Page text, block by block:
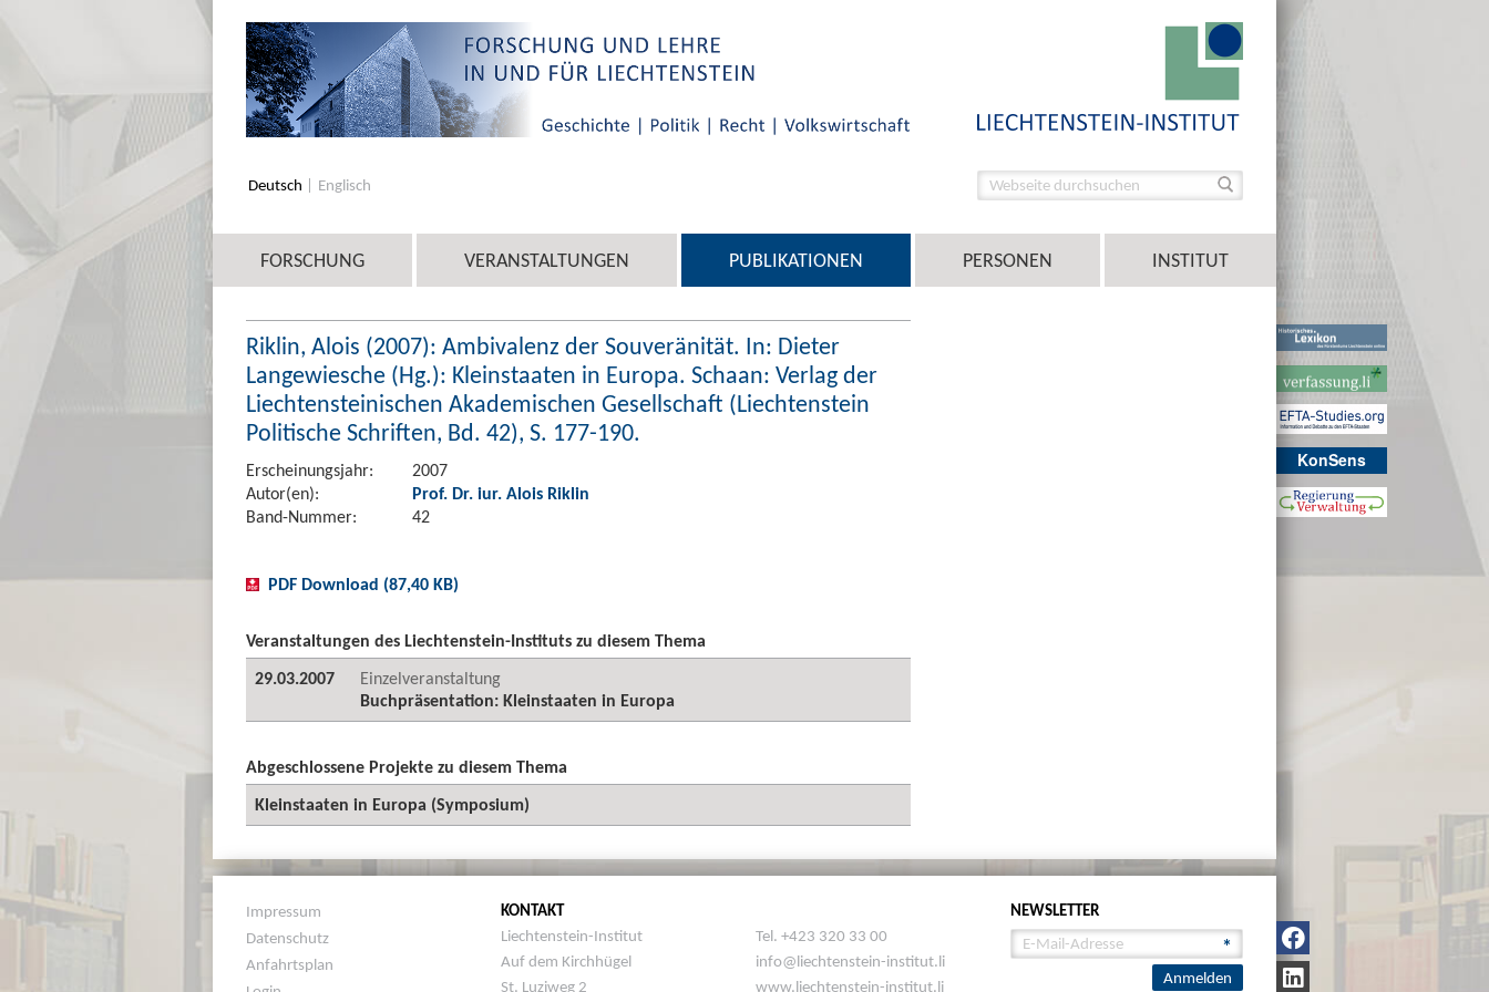
KonSens
Deutsch Englisch
FORSCHUNG VERANSTALTUNGEN PUBLIKATIONEN PERSONEN INSTITUT
Riklin, Alois (2007): Ambivalenz der Souveränität. In: Dieter
Langewiesche (Hg.): Kleinstaaten in Europa. Schaan: Verlag der
Liechtensteinischen Akademischen Gesellschaft (Liechtenstein
Politische Schriften, Bd. 42), S. 177-190.
Erscheinungsjahr:
2007
Autor(en):
Prof. Dr. iur. Alois Riklin
Band-Nummer:
42
PDF Download (87,40 KB)
Veranstaltungen des Liechtenstein-Instituts zu diesem Thema
29.03.2007
Einzelveranstaltung
Buchpräsentation: Kleinstaaten in Europa
Abgeschlossene Projekte zu diesem Thema
Kleinstaaten in Europa (Symposium)
Impressum
Datenschutz
Anfahrtsplan
KONTAKT
Liechtenstein-Institut
Auf dem Kirchhügel
St. Luziweg 2
Tel. +423 320 33 00
info@liechtenstein-institut.li
www.liechtenstein-institut.li
NEWSLETTER